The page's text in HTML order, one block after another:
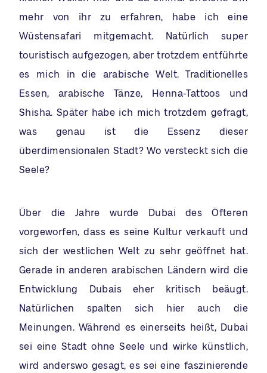
mehr von ihr zu erfahren, habe ich eine
Wüstensafari mitgemacht. Natürlich super
touristisch aufgezogen, aber trotzdem entführte
es mich in die arabische Welt. Traditionelles
Essen, arabische Tänze, Henna-Tattoos und
Shisha. Später habe ich mich trotzdem gefragt,
was genau ist die Essenz dieser
überdimensionalen Stadt? Wo versteckt sich die
Seele?
Über die Jahre wurde Dubai des Öfteren
vorgeworfen, dass es seine Kultur verkauft und
sich der westlichen Welt zu sehr geöffnet hat.
Gerade in anderen arabischen Ländern wird die
Entwicklung Dubais eher kritisch beäugt.
Natürlichen spalten sich hier auch die
Meinungen. Während es einerseits heißt, Dubai
sei eine Stadt ohne Seele und wirke künstlich,
wird anderswo gesagt, es sei eine faszinierende